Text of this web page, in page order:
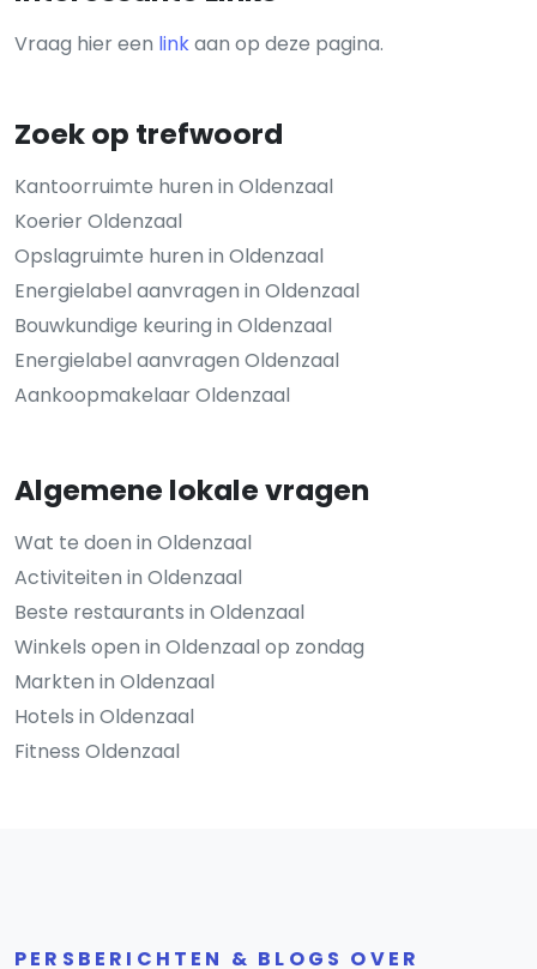
Vraag hier een linkaan op deze pagina.
Zoek op trefwoord
Kantoorruimte huren in Oldenzaal
Koerier Oldenzaal
Opslagruimte huren in Oldenzaal
Energielabel aanvragen in Oldenzaal
Bouwkundige keuring in Oldenzaal
Energielabel aanvragen Oldenzaal
Aankoopmakelaar Oldenzaal
Algemene lokale vragen
Wat te doen in Oldenzaal
Activiteiten in Oldenzaal
Beste restaurants in Oldenzaal
Winkels open in Oldenzaal op zondag
Markten in Oldenzaal
Hotels in Oldenzaal
Fitness Oldenzaal
PERSBERICHTEN & BLOGS OVER